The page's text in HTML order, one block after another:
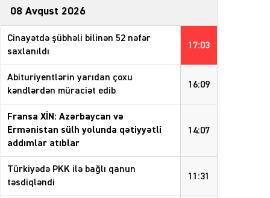
08 Avqust 2026
17:03
Cinayətdə şübhəli bilinən 52 nəfər
saxlanıldı
16:09
Abituriyentlərin yarıdan çoxu
kəndlərdən müraciət edib
14:07
Fransa XİN: Azərbaycan və
Ermənistan sülh yolunda qətiyyətli
addımlar atıblar
11:31
Türkiyədə PKK ilə bağlı qanun
təsdiqləndi